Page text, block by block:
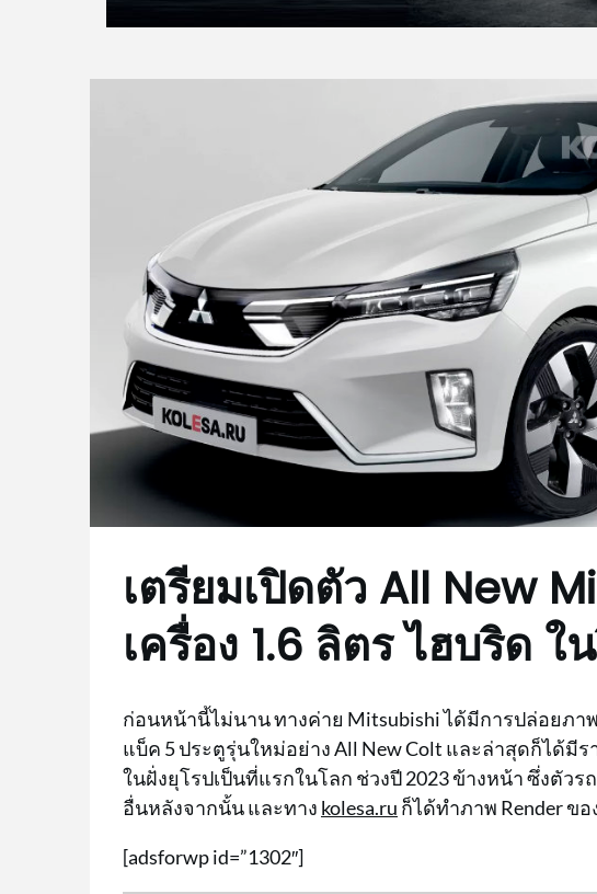
เตรียมเปิดตัว All New
เครื่อง 1.6 ลิตร ไฮบริด ใ
ก่อนหน้านี้ไม่นาน ทางค่าย Mitsubishi ได้มีการปล่อยภ
แบ็ค 5 ประตูรุ่นใหม่อย่าง All New Colt และล่าสุดก็ได้มี
ในฝั่งยุโรปเป็นที่แรกในโลก ช่วงปี 2023 ข้างหน้า ซึ่งตัว
อื่นหลังจากนั้น และทาง kolesa.ru ก็ได้ทำภาพ Render ข
[adsforwp id=”1302″]